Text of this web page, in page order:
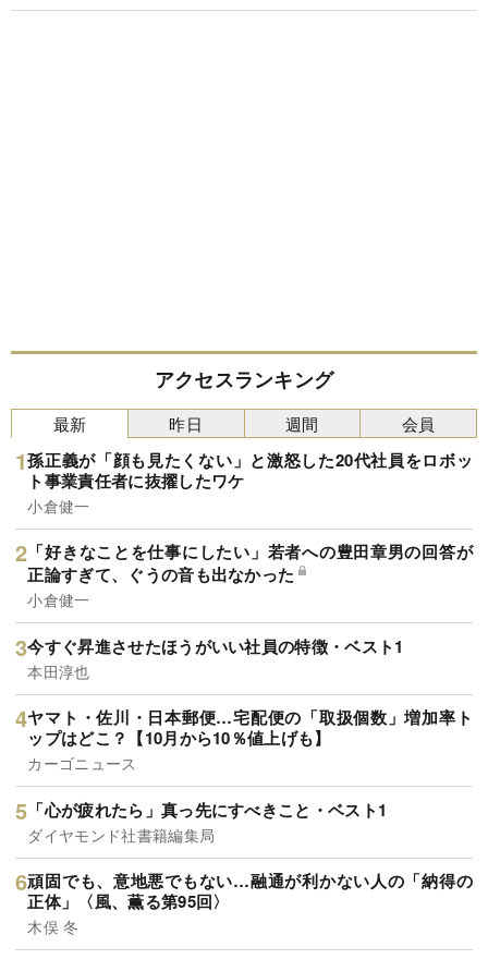
アクセスランキング
最新
孫正義が「顔も見たくない」と激怒した20代社員をロボッ
ト事業責任者に抜擢したワケ
小倉健一
「好きなことを仕事にしたい」若者への豊田章男の回答が
正論すぎて、ぐうの音も出なかった
小倉健一
今すぐ昇進させたほうがいい社員の特徴・ベスト1
本田淳也
ヤマト・佐川・日本郵便…宅配便の「取扱個数」増加率ト
ップはどこ？【10月から10％値上げも】
カーゴニュース
「心が疲れたら」真っ先にすべきこと・ベスト1
ダイヤモンド社書籍編集局
頑固でも、意地悪でもない…融通が利かない人の「納得の
正体」〈風、薫る第95回〉
木俣 冬
昨日 週間 会員